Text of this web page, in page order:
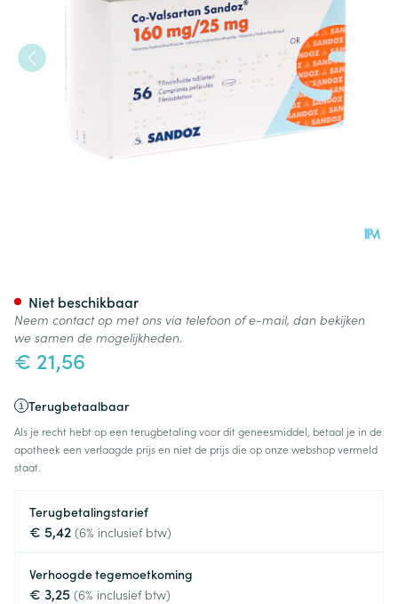
€ 21,56
Terugbetaalbaar
Als je recht hebt op een terugbetaling voor dit geneesmiddel, betaal je in de
apotheek een verlaagde prijs en niet de prijs die op onze webshop vermeld
staat.
Terugbetalingstarief
€ 5,42 (6% inclusief btw)
Verhoogde tegemoetkoming
€ 3,25 (6% inclusief btw)
Niet beschikbaar
Neem contact op met ons via telefoon of e-mail, dan bekijken
we samen de mogelijkheden.